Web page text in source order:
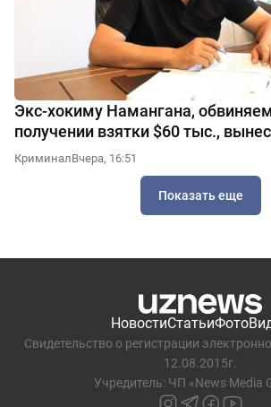
Экс-хокиму Намангана,
получении взятки $60 тыс.,
КриминалВчера, 16:51
Показать еще
НовостиСтатьиФото
Свидетельство о регистрации
12.08.2015г.
Учредитель: ЧП «News Media